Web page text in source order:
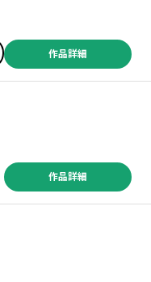
作品詳細
作品詳細